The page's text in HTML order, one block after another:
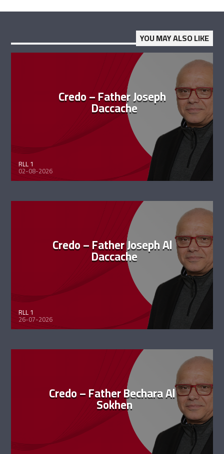
YOU MAY ALSO LIKE
Credo – Father Joseph
Daccache
RLL 1
02-08-2026
Credo – Father Joseph Al
Daccache
RLL 1
26-07-2026
Credo – Father Bechara Al
Sokhen